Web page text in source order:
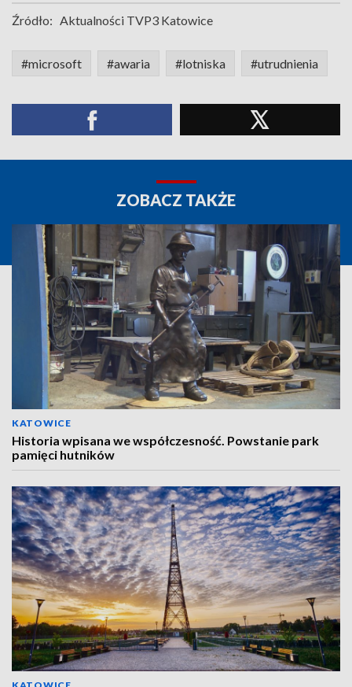
Źródło: Aktualności TVP3 Katowice
#microsoft #awaria #lotniska #utrudnienia
ZOBACZ TAKŻE
KATOWICE
Historia wpisana we współczesność. Powstanie park
pamięci hutników